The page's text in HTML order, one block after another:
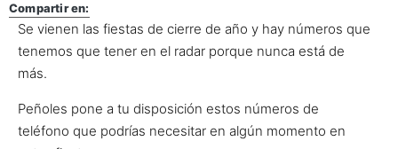
Compartir en:
Se vienen las fiestas de cierre de año y hay números que
tenemos que tener en el radar porque nunca está de
más.
Peñoles pone a tu disposición estos números de
teléfono que podrías necesitar en algún momento en